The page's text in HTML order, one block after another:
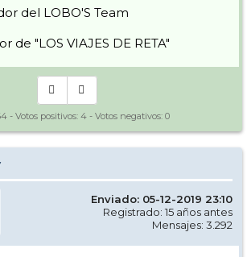
del LOBO'S Team
de "LOS VIAJES DE RETA"
- Votos positivos: 4 - Votos negativos: 0
Enviado: 05-12-2019 23:10
Registrado: 15 años antes
Mensajes: 3.292